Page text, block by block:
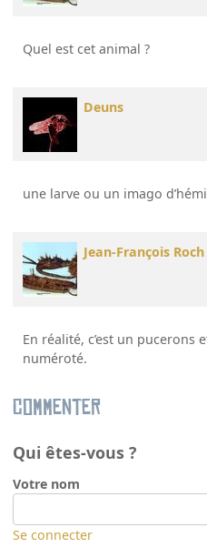
Quel est cet animal ?
Deuns
une larve ou un imago
Jean-François Roch
En réalité, c’est un pucerons
numéroté.
Commenter
Qui êtes-vous ?
Votre nom
Se connecter